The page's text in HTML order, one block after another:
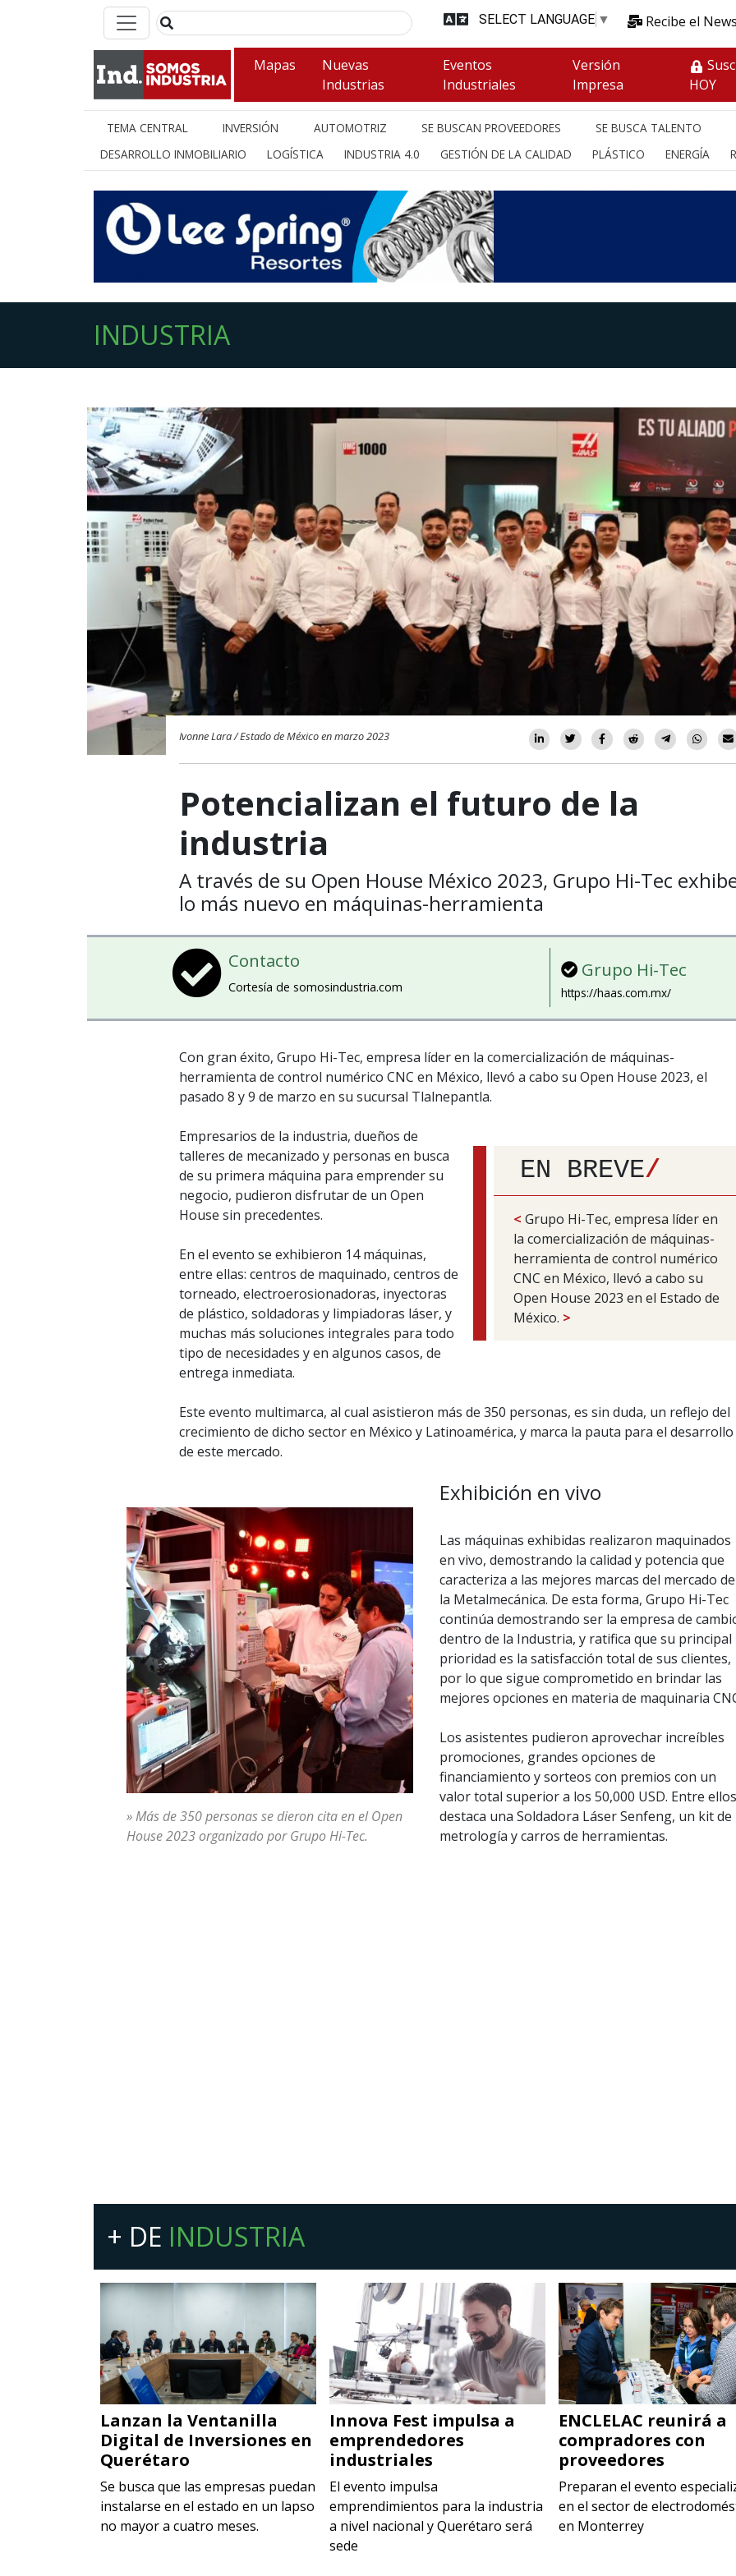
SELECT LANGUAGE ▼ Recibe el
Mapas
Nuevas
Industrias
Eventos
Industriales
Versión
Impresa
HOY
TEMA CENTRAL INVERSIÓN AUTOMOTRIZ SE BUSCAN PROVEEDORES
SE BUSCA TALENTO
DESARROLLO INMOBILIARIO
LOGÍSTICA INDUSTRIA 4.0 GESTIÓN DE LA CALIDAD PLÁSTICO ENERGÍA
INDUSTRIA
Ivonne Lara / Estado de México en marzo 2023
Potencializan el futuro de la
industria
A través de su Open House México 2023, Grupo Hi-Tec
lo más nuevo en máquinas-herramienta
Contacto
Cortesía de somosindustria.com
Grupo Hi-Tec
https://haas.com.mx/
Con gran éxito, Grupo Hi-Tec, empresa líder en la comercialización de máquinas-
herramienta de control numérico CNC en México, llevó a cabo su Open House 2023, el
pasado 8 y 9 de marzo en su sucursal Tlalnepantla.
EN BREVE/
< Grupo Hi-Tec, empresa líder en
la comercialización de máquinas-
herramienta de control numérico
CNC en México, llevó a cabo su
Open House 2023 en el Estado de
México. >
Empresarios de la industria, dueños de
talleres de mecanizado y personas en busca
de su primera máquina para emprender su
negocio, pudieron disfrutar de un Open
House sin precedentes.
En el evento se exhibieron 14 máquinas,
entre ellas: centros de maquinado, centros de
torneado, electroerosionadoras, inyectoras
de plástico, soldadoras y limpiadoras láser, y
muchas más soluciones integrales para todo
tipo de necesidades y en algunos casos, de
entrega inmediata.
Este evento multimarca, al cual asistieron más de 350 personas, es sin duda, un reflejo del
crecimiento de dicho sector en México y Latinoamérica, y marca la pauta para el desarrollo
de este mercado.
» Más de 350 personas se dieron cita en el Open
House 2023 organizado por Grupo Hi-Tec.
Exhibición en vivo
Las máquinas exhibidas realizaron maquinados
en vivo, demostrando la calidad y potencia que
caracteriza a las mejores marcas del mercado de
la Metalmecánica. De esta forma, Grupo Hi-Tec
continúa demostrando ser la empresa de
dentro de la Industria, y ratifica que su principal
prioridad es la satisfacción total de sus clientes,
por lo que sigue comprometido en brindar las
mejores opciones en materia de maquinaria
Los asistentes pudieron aprovechar increíbles
promociones, grandes opciones de
financiamiento y sorteos con premios con un
valor total superior a los 50,000 USD. Entre
destaca una Soldadora Láser Senfeng, un kit de
metrología y carros de herramientas.
+ DE INDUSTRIA
Lanzan la Ventanilla
Digital de Inversiones en
Querétaro
Se busca que las empresas puedan
instalarse en el estado en un lapso
no mayor a cuatro meses.
Innova Fest impulsa a
emprendedores
industriales
El evento impulsa
emprendimientos para la industria
a nivel nacional y Querétaro será
sede
ENCLELAC reunirá a
compradores con
proveedores
Preparan el evento
en el sector de
en Monterrey